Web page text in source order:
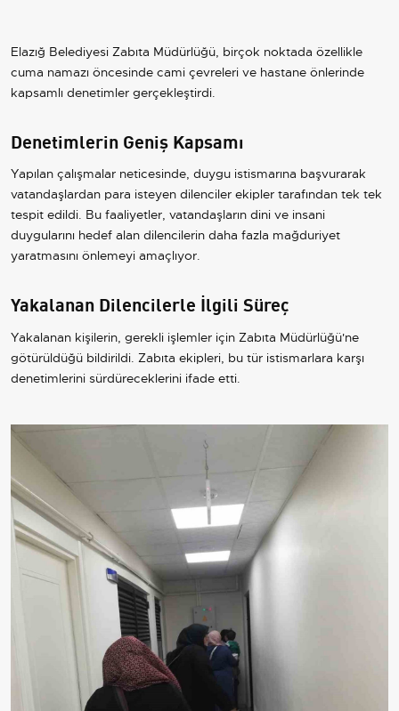
Elazığ Belediyesi Zabıta Müdürlüğü, birçok noktada özellikle
cuma namazı öncesinde cami çevreleri ve hastane önlerinde
kapsamlı denetimler gerçekleştirdi.
Denetimlerin Geniş Kapsamı
Yapılan çalışmalar neticesinde, duygu istismarına başvurarak
vatandaşlardan para isteyen dilenciler ekipler tarafından tek tek
tespit edildi. Bu faaliyetler, vatandaşların dini ve insani
duygularını hedef alan dilencilerin daha fazla mağduriyet
yaratmasını önlemeyi amaçlıyor.
Yakalanan Dilencilerle İlgili Süreç
Yakalanan kişilerin, gerekli işlemler için Zabıta Müdürlüğü'ne
götürüldüğü bildirildi. Zabıta ekipleri, bu tür istismarlara karşı
denetimlerini sürdüreceklerini ifade etti.